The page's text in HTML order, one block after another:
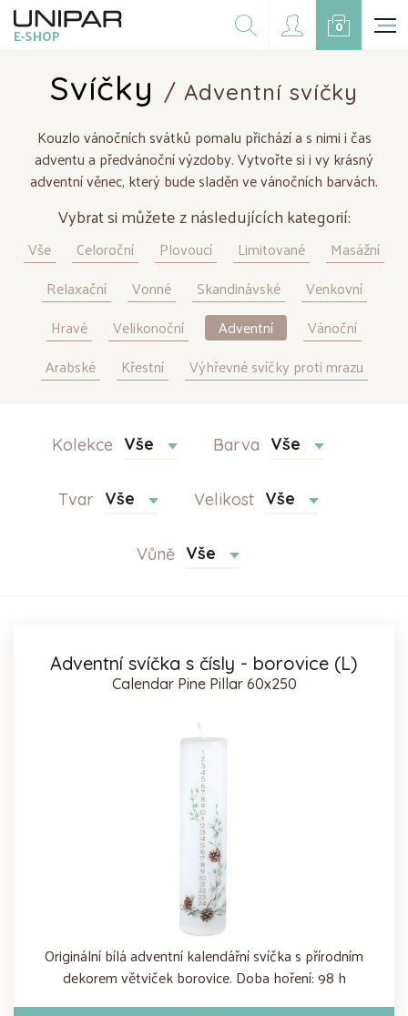
E-SHOP
Dárkové balíčky
Na přání
Kampaně
CZK
0
Svíčky / Adventní svíčky
Kouzlo vánočních svátků pomalu přichází a s nimi i čas
adventu a předvánoční výzdoby. Vytvořte si i vy krásný
adventní věnec, který bude sladěn ve vánočních barvách.
Vybrat si můžete z následujících kategorií:
Vše Celoroční Plovoucí Limitované
Masážní
Relaxační
Vonné Skandinávské
Venkovní
Hravé
Velikonoční Adventní
Vánoční
Arabské
Křestní Výhřevné svíčky proti mrazu
Kolekce Vše Barva Vše
Tvar Vše Velikost Vše
Vůně Vše
Adventní svíčka s čísly - borovice (L)
Calendar Pine Pillar 60x250
Originální bílá adventní kalendářní svíčka s přírodním
dekorem větviček borovice. Doba hoření: 98 h